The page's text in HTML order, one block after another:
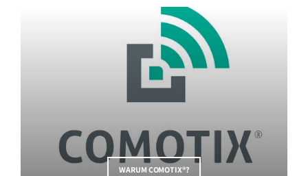
WARUM COMOTIX®?